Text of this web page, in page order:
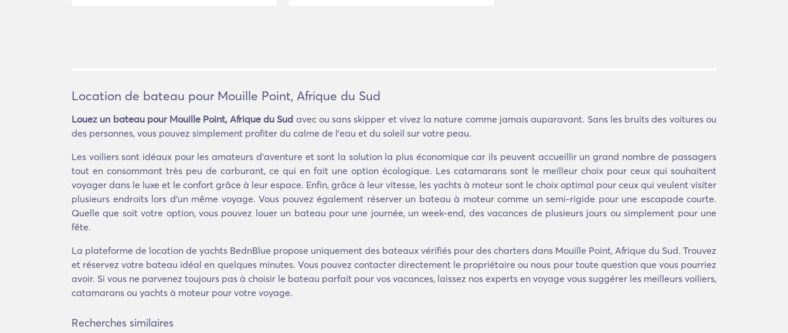
Location de bateau pour Mouille Point, Afrique du Sud
Louez un bateau pour Mouille Point, Afrique du Sud avec ou sans skipper et vivez la nature comme jamais auparavant. Sans les bruits des voitures ou
des personnes, vous pouvez simplement profiter du calme de l'eau et du soleil sur votre peau.
Les voiliers sont idéaux pour les amateurs d'aventure et sont la solution la plus économique car ils peuvent accueillir un grand nombre de passagers
tout en consommant très peu de carburant, ce qui en fait une option écologique. Les catamarans sont le meilleur choix pour ceux qui souhaitent
voyager dans le luxe et le confort grâce à leur espace. Enfin, grâce à leur vitesse, les yachts à moteur sont le choix optimal pour ceux qui veulent visiter
plusieurs endroits lors d'un même voyage. Vous pouvez également réserver un bateau à moteur comme un semi-rigide pour une escapade courte.
Quelle que soit votre option, vous pouvez louer un bateau pour une journée, un week-end, des vacances de plusieurs jours ou simplement pour une
fête.
La plateforme de location de yachts BednBlue propose uniquement des bateaux vérifiés pour des charters dans Mouille Point, Afrique du Sud. Trouvez
et réservez votre bateau idéal en quelques minutes. Vous pouvez contacter directement le propriétaire ou nous pour toute question que vous pourriez
avoir. Si vous ne parvenez toujours pas à choisir le bateau parfait pour vos vacances, laissez nos experts en voyage vous suggérer les meilleurs voiliers,
catamarans ou yachts à moteur pour votre voyage.
Recherches similaires